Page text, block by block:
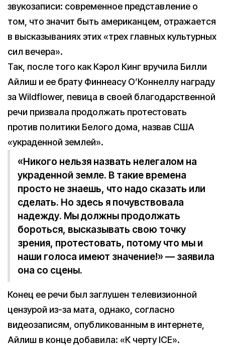
звукозаписи: современное представление о
том, что значит быть американцем, отражается
в высказываниях этих «трех главных культурных
сил вечера».
Так, после того как Кэрол Кинг вручила Билли
Айлиш и ее брату Финнеасу О’Коннеллу награду
за Wildflower, певица в своей благодарственной
речи призвала продолжать протестовать
против политики Белого дома, назвав США
«украденной землей».
«Никого нельзя назвать нелегалом на
украденной земле. В такие времена
просто не знаешь, что надо сказать или
сделать. Но здесь я почувствовала
надежду. Мы должны продолжать
бороться, высказывать свою точку
зрения, протестовать, потому что мы и
наши голоса имеют значение!» — заявила
она со сцены.
Конец ее речи был заглушен телевизионной
цензурой из-за мата, однако, согласно
видеозаписям, опубликованным в интернете,
Айлиш в конце добавила: «К черту ICE».